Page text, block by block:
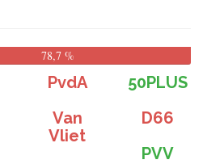
78,7 %
PvdA
50PLUS
Van
Vliet
D66
PVV